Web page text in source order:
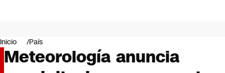
Negocios
Deportes
Programas completos
Inicio País
Meteorología anuncia